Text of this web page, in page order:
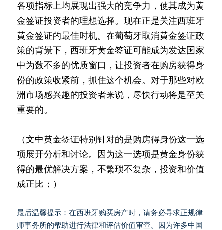
各项指标上均展现出强大的竞争力，使其成为黄
金签证投资者的理想选择。现在正是关注西班牙
黄金签证的最佳时机。在葡萄牙取消黄金签证政
策的背景下，西班牙黄金签证可能成为发达国家
中为数不多的优质窗口，让投资者在购房获得身
份的政策收紧前，抓住这个机会。对于那些对欧
洲市场感兴趣的投资者来说，尽快行动将是至关
重要的。
（文中黄金签证特别针对的是购房得身份这一选
项展开分析和讨论。因为这一选项是黄金身份获
得的最优解决方案，不繁琐不复杂，投资和价值
成正比；）
最后温馨提示：在西班牙购买房产时，请务必寻求正规律
师事务所的帮助进行法律和评估价值审查。因为许多中国